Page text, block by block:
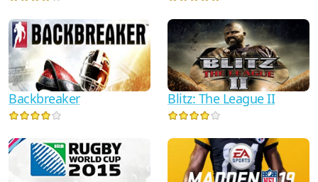
Backbreaker Blitz: The League II